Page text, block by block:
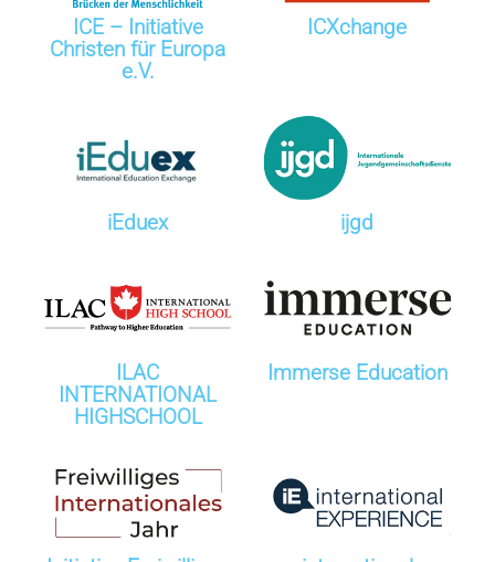
ICE – Initiative
Christen für Europa
e.V.
ICXchange
iEduex ijgd
ILAC
INTERNATIONAL
HIGHSCHOOL
Immerse Education